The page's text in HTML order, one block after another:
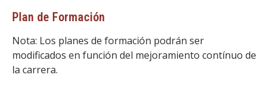
Plan de Formación
Nota: Los planes de formación podrán ser
modificados en función del mejoramiento contínuo de
la carrera.